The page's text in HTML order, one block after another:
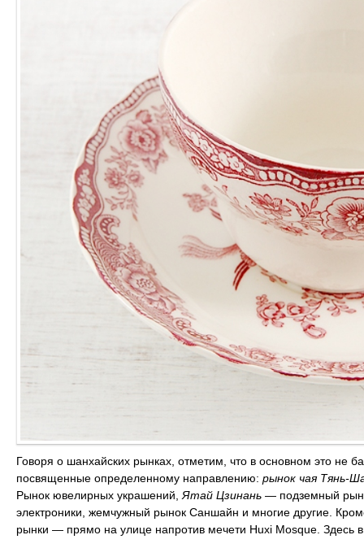
Говоря о шанхайских рынках, отметим, что в основном это не
посвященные определенному направлению: рынок чая Тянь-
Рынок ювелирных украшений, Ятай Цзинань — подземный
электроники, жемчужный рынок Саншайн и многие другие.
рынки ― прямо на улице напротив мечети Huxi Mosque. Здесь